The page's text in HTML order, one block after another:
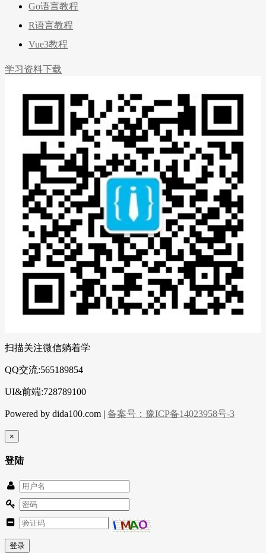
Go语言教程
R语言教程
Vue3教程
学习资料下载
扫描关注微信躺着学
QQ交流:565189854
UI&前端:728789100
Powered by dida100.com | 备案号：豫ICP备14023958号-3
×
登陆
登录